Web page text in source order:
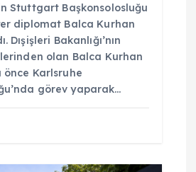
Stuttgart Başkonsolosluğu
diplomat Balca Kurhan
Bakanlığı’nın
olan Balca Kurhan
Karlsruhe
görev yaparak…